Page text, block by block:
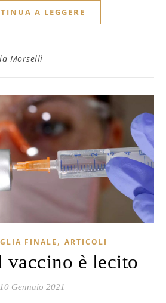
A LEGGERE
Morselli
FINALE , ARTICOLI
vaccino è lecito
10 Gennaio 2021